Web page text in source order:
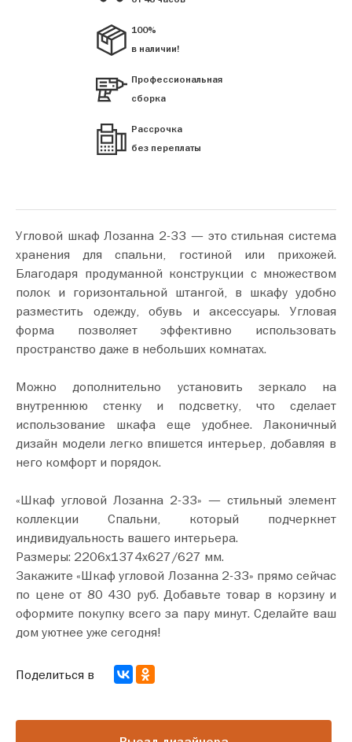
100%
в наличии!
Профессиональная
сборка
Рассрочка
без переплаты
Угловой шкаф Лозанна 2-33 — это стильная система
хранения для спальни, гостиной или прихожей.
Благодаря продуманной конструкции с множеством
полок и горизонтальной штангой, в шкафу удобно
разместить одежду, обувь и аксессуары. Угловая
форма позволяет эффективно использовать
пространство даже в небольших комнатах.
Можно дополнительно установить зеркало на
внутреннюю стенку и подсветку, что сделает
использование шкафа еще удобнее. Лаконичный
дизайн модели легко впишется интерьер, добавляя в
него комфорт и порядок.
«Шкаф угловой Лозанна 2-33» — стильный элемент
коллекции Спальни, который подчеркнет
индивидуальность вашего интерьера.
Размеры: 2206х1374х627/627 мм.
Закажите «Шкаф угловой Лозанна 2-33» прямо сейчас
по цене от 80 430 руб. Добавьте товар в корзину и
оформите покупку всего за пару минут. Сделайте ваш
дом уютнее уже сегодня!
Поделиться в